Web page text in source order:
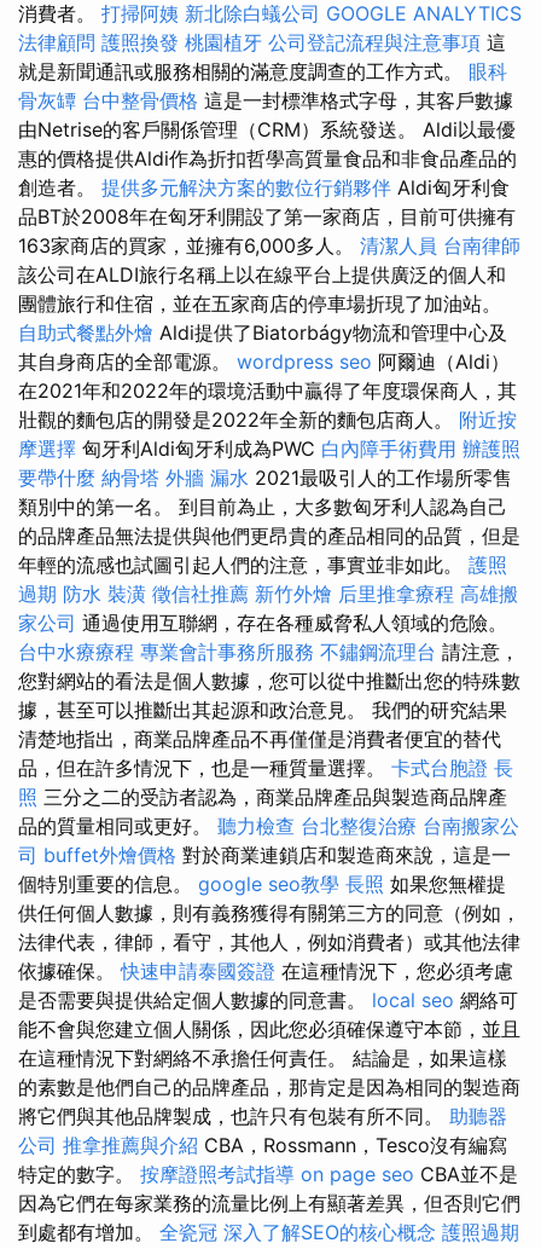
消費者。 打掃阿姨 新北除白蟻公司 GOOGLE ANALYTICS
法律顧問 護照換發 桃園植牙 公司登記流程與注意事項 這
就是新聞通訊或服務相關的滿意度調查的工作方式。 眼科
骨灰罈 台中整骨價格 這是一封標準格式字母，其客戶數據
由Netrise的客戶關係管理（CRM）系統發送。 Aldi以最優
惠的價格提供Aldi作為折扣哲學高質量食品和非食品產品的
創造者。 提供多元解決方案的數位行銷夥伴 Aldi匈牙利食
品BT於2008年在匈牙利開設了第一家商店，目前可供擁有
163家商店的買家，並擁有6,000多人。 清潔人員 台南律師
該公司在ALDI旅行名稱上以在線平台上提供廣泛的個人和
團體旅行和住宿，並在五家商店的停車場折現了加油站。
自助式餐點外燴 Aldi提供了Biatorbágy物流和管理中心及
其自身商店的全部電源。 wordpress seo 阿爾迪（Aldi）
在2021年和2022年的環境活動中贏得了年度環保商人，其
壯觀的麵包店的開發是2022年全新的麵包店商人。 附近按
摩選擇 匈牙利Aldi匈牙利成為PWC 白內障手術費用 辦護照
要帶什麼 納骨塔 外牆 漏水 2021最吸引人的工作場所零售
類別中的第一名。 到目前為止，大多數匈牙利人認為自己
的品牌產品無法提供與他們更昂貴的產品相同的品質，但是
年輕的流感也試圖引起人們的注意，事實並非如此。 護照
過期 防水 裝潢 徵信社推薦 新竹外燴 后里推拿療程 高雄搬
家公司 通過使用互聯網，存在各種威脅私人領域的危險。
台中水療療程 專業會計事務所服務 不鏽鋼流理台 請注意，
您對網站的看法是個人數據，您可以從中推斷出您的特殊數
據，甚至可以推斷出其起源和政治意見。 我們的研究結果
清楚地指出，商業品牌產品不再僅僅是消費者便宜的替代
品，但在許多情況下，也是一種質量選擇。 卡式台胞證 長
照 三分之二的受訪者認為，商業品牌產品與製造商品牌產
品的質量相同或更好。 聽力檢查 台北整復治療 台南搬家公
司 buffet外燴價格 對於商業連鎖店和製造商來說，這是一
個特別重要的信息。 google seo教學 長照 如果您無權提
供任何個人數據，則有義務獲得有關第三方的同意（例如，
法律代表，律師，看守，其他人，例如消費者）或其他法律
依據確保。快速申請泰國簽證 在這種情況下，您必須考慮
是否需要與提供給定個人數據的同意書。 local seo 網絡可
能不會與您建立個人關係，因此您必須確保遵守本節，並且
在這種情況下對網絡不承擔任何責任。 結論是，如果這樣
的素數是他們自己的品牌產品，那肯定是因為相同的製造商
將它們與其他品牌製成，也許只有包裝有所不同。 助聽器
公司 推拿推薦與介紹 CBA，Rossmann，Tesco沒有編寫
特定的數字。 按摩證照考試指導 on page seo CBA並不是
因為它們在每家業務的流量比例上有顯著差異，但否則它們
到處都有增加。 全瓷冠 深入了解SEO的核心概念 護照過期